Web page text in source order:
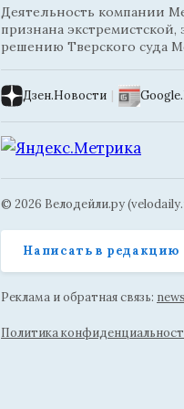
Деятельность компании
признана
решению Тверского суда
Дзен.Новости
© 2026 Велодейли.ру
Написать в редакцию
Реклама и обратная связь:
Политика